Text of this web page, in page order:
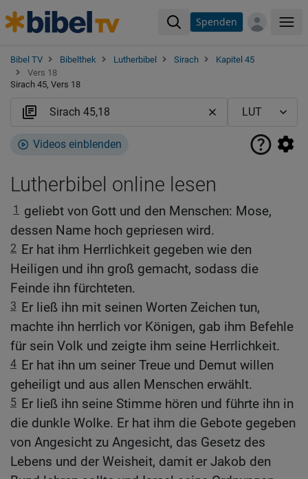
Spenden
Bibel TV Bibelthek Lutherbibel Sirach
Kapitel 45
Vers 18
Sirach 45, Vers 18
Videos einblenden
Lutherbibel online lesen
1 geliebt von Gott und den Menschen: Mose,
dessen Name hoch gepriesen wird.
2 Er hat ihm Herrlichkeit gegeben wie den
Heiligen und ihn groß gemacht, sodass die
Feinde ihn fürchteten.
3 Er ließ ihn mit seinen Worten Zeichen tun,
machte ihn herrlich vor Königen, gab ihm Befehle
für sein Volk und zeigte ihm seine Herrlichkeit.
4 Er hat ihn um seiner Treue und Demut willen
geheiligt und aus allen Menschen erwählt.
5 Er ließ ihn seine Stimme hören und führte ihn in
die dunkle Wolke. Er hat ihm die Gebote gegeben
von Angesicht zu Angesicht, das Gesetz des
Lebens und der Weisheit, damit er Jakob den